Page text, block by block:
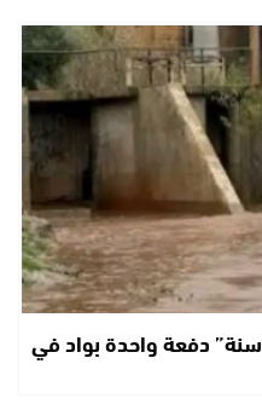
تازة : غرق شقيقين “06 و08 سنة” دفعة واحدة بواد في